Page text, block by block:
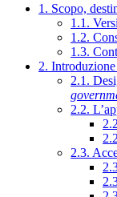
1. Scopo,
1.1.
1.2.
1.3.
2.
2.1.
2.2.
2.3.